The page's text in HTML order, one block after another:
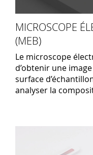
MICROSCOPE
(MEB)
Le microscope
d’obtenir une
surface
analyser la